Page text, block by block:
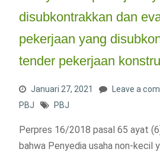
disubkontrakkan dan
pekerjaan yang
tender pekerjaan
Januari 27, 2021 Leave a
PBJ
PBJ
Perpres 16/2018 pasal 65 ayat
bahwa Penyedia usaha non-kecil